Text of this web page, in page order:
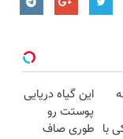
با
این گیاه دریایی
پوستت رو
طوری صاف